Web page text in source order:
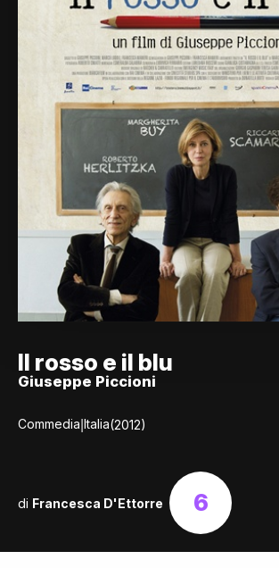
Il rosso e il blu
Giuseppe Piccioni
Commedia|Italia(2012)
di Francesca D'Ettorre 6